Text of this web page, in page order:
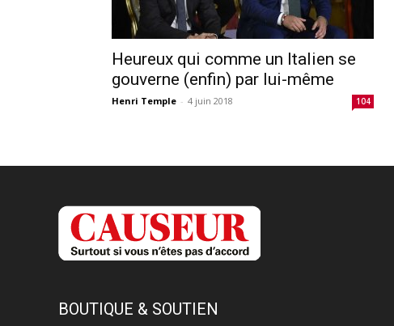
Heureux qui comme un Italien se
gouverne (enfin) par lui-même
Henri Temple - 4 juin 2018 104
BOUTIQUE & SOUTIEN